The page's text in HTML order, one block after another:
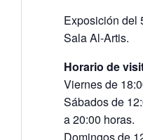
Exposición del
Sala Al-Artis.
Horario de
Viernes de
Sábados de
a 20:00 horas.
Domingos de